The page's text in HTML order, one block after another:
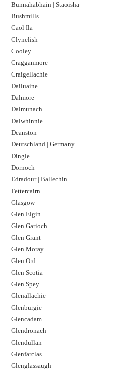
Bunnahabhain | Staoisha
Bushmills
Caol Ila
Clynelish
Cooley
Cragganmore
Craigellachie
Dailuaine
Dalmore​
Dalmunach
Dalwhinnie
Deanston
Deutschland | Germany
Dingle
Dornoch
Edradour | Ballechin
Fettercairn
Glasgow
Glen Elgin
Glen Garioch
Glen Grant
Glen Moray
Glen Ord
Glen Scotia
Glen Spey
Glenallachie
Glenburgie
Glencadam
Glendronach
Glendullan
Glenfarclas
Glenglassaugh